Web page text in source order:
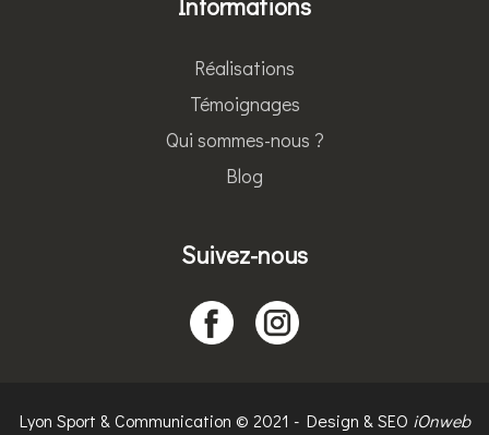
Informations
Réalisations
Témoignages
Qui sommes-nous ?
Blog
Suivez-nous
Lyon Sport & Communication © 2021 - Design & SEO iOnweb